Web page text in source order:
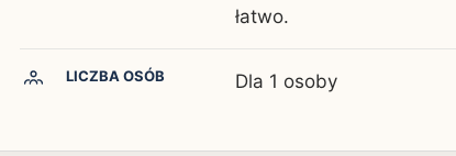
łatwo.
LICZBA OSÓB Dla 1 osoby